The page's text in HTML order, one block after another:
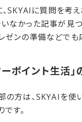
、SKYAIに質問を考
いなかった記事が見
ゼンの準備などでも
ーポイント生活
の方は、SKYAIを使
す。